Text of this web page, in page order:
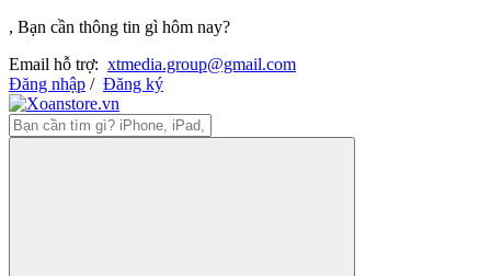
, Bạn cần thông tin gì hôm nay?
Email hỗ trợ: xtmedia.group@gmail.com
Đăng nhập / Đăng ký